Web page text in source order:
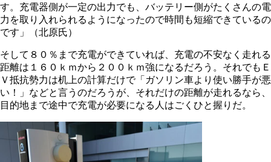
す。充電器側が一定の出力でも、バッテリー側がたくさんの電
力を取り入れられるようになったので時間も短縮できているの
です」（北原氏）
そして８０％まで充電ができていれば、充電の不安なく走れる
距離は１６０ｋｍから２００ｋｍ強になるだろう。それでもＥ
Ｖ抵抗勢力は机上の計算だけで「ガソリン車より使い勝手が悪
い！」などと言うのだろうが、それだけの距離が走れるなら、
目的地まで途中で充電が必要になる人はごくひと握りだ。